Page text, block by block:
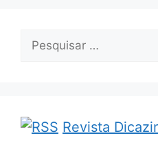
por:
Revista